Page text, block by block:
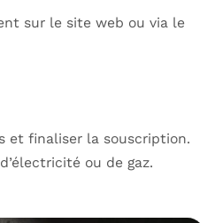
sur le site web ou via le
et finaliser la souscription.
ou de gaz.